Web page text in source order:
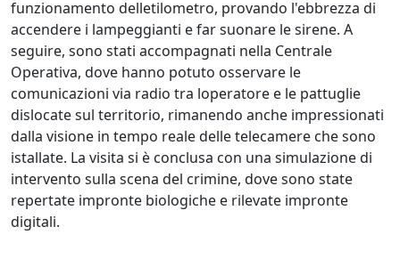
funzionamento delletilometro, provando l'ebbrezza di
accendere i lampeggianti e far suonare le sirene. A
seguire, sono stati accompagnati nella Centrale
Operativa, dove hanno potuto osservare le
comunicazioni via radio tra loperatore e le pattuglie
dislocate sul territorio, rimanendo anche impressionati
dalla visione in tempo reale delle telecamere che sono
istallate. La visita si è conclusa con una simulazione di
intervento sulla scena del crimine, dove sono state
repertate impronte biologiche e rilevate impronte
digitali.